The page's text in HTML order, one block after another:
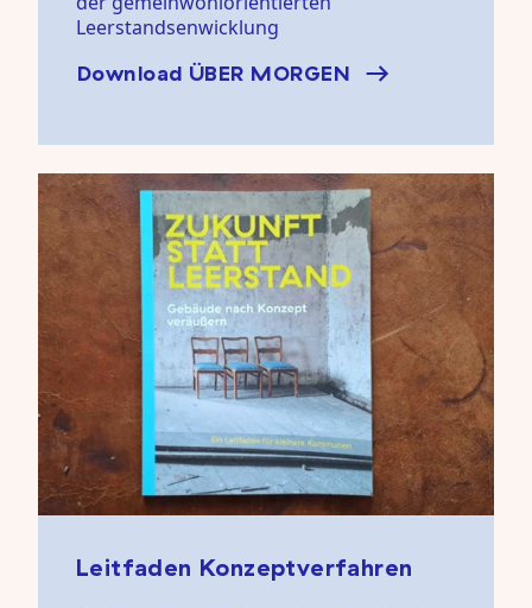
Leerstandsenwicklung
Download ÜBER MORGEN
Leitfaden Konzeptverfahren